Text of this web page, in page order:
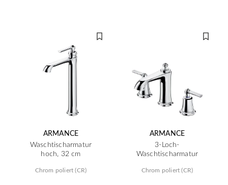
ARMANCE
Waschtischarmatur
hoch, 32 cm
Chrom poliert (CR)
ARMANCE
3-Loch-
Waschtischarmatur
Chrom poliert (CR)